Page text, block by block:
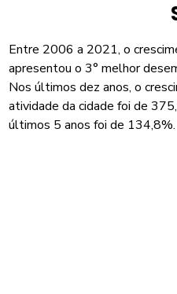
Entre 2006 a 2021, o
apresentou o 3° melhor
Nos últimos dez anos, o
atividade da cidade foi de
últimos 5 anos foi de 134,8%.